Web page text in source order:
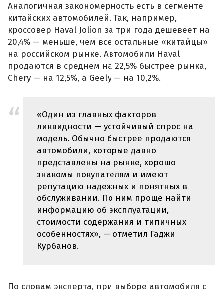
Аналогичная закономерность есть в сегменте
китайских автомобилей. Так, например,
кроссовер Haval Jolion за три года дешевеет на
20,4% — меньше, чем все остальные «китайцы»
на российском рынке. Автомобили Haval
продаются в среднем на 22,5% быстрее рынка,
Chery — на 12,5%, а Geely — на 10,2%.
«Один из главных факторов
ликвидности — устойчивый спрос на
модель. Обычно быстрее продаются
автомобили, которые давно
представлены на рынке, хорошо
знакомы покупателям и имеют
репутацию надежных и понятных в
обслуживании. По ним проще найти
информацию об эксплуатации,
стоимости содержания и типичных
особенностях», — отметил Гаджи
Курбанов.
По словам эксперта, при выборе автомобиля с